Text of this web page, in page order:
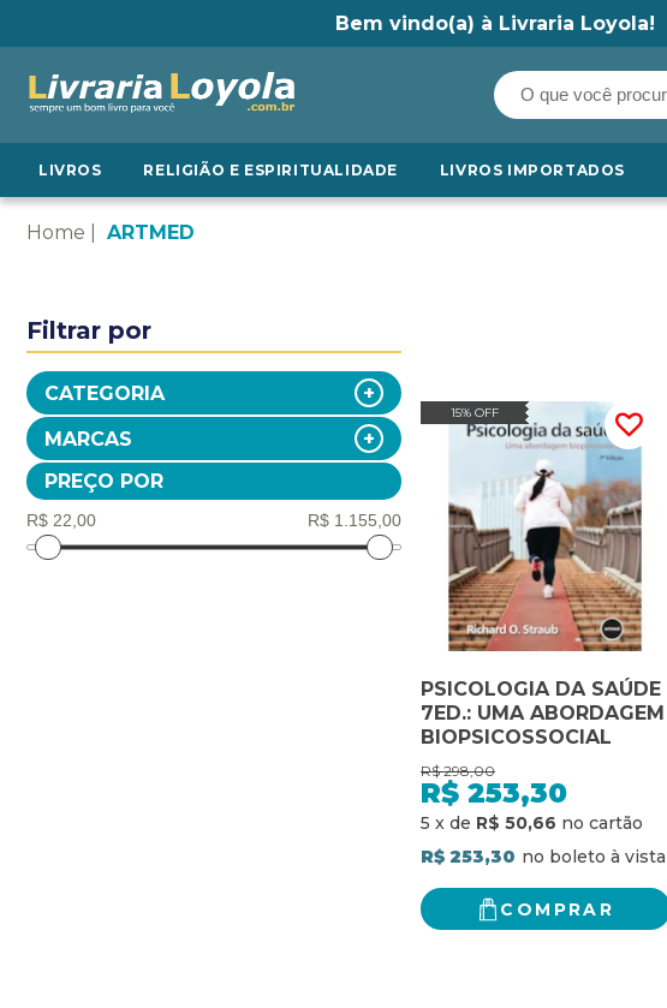
Bem vindo(a) à Livraria Loyola!
LIVROS RELIGIÃO E ESPIRITUALIDADE LIVROS IMPORTADOS
Home ARTMED
Filtrar por
CATEGORIA
MARCAS
PREÇO POR
15% OFF
PSICOLOGIA DA SAÚDE
7ED.: UMA ABORDAGEM
BIOPSICOSSOCIAL
R$ 298,00
R$ 253,30
5 x de R$ 50,66
R$ 253,30
COMPRAR